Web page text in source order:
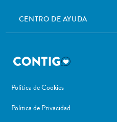
CENTRO DE AYUDA
Política de Cookies
Politica de Privacidad